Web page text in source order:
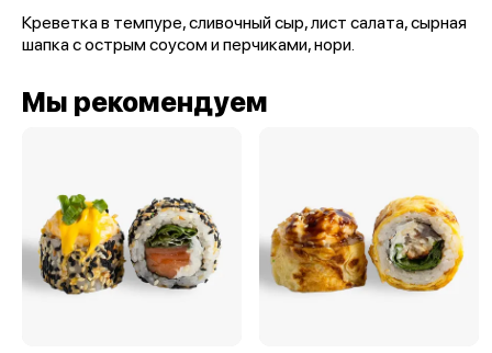
Креветка в темпуре, сливочный сыр, лист салата, сырная
шапка с острым соусом и перчиками, нори.
Мы рекомендуем